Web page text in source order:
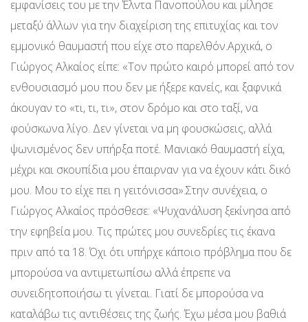
εμφανίσεις του με την Έλντα Πανοπούλου και μίλησε
μεταξύ άλλων για την διαχείριση της επιτυχίας και τον
εμμονικό θαυμαστή που είχε στο παρελθόν.Αρχικά, ο
Γιώργος Αλκαίος είπε: «Τον πρώτο καιρό μπορεί από τον
ενθουσιασμό μου που δεν με ήξερε κανείς, και ξαφνικά
άκουγαν το «τι, τι, τι», στον δρόμο και στο ταξί, να
φούσκωνα λίγο. Δεν γίνεται να μη φουσκώσεις, αλλά
ψωνισμένος δεν υπήρξα ποτέ. Μανιακό θαυμαστή είχα,
μέχρι και σκουπίδια μου έπαιρναν για να έχουν κάτι δικό
μου. Μου το είχε πει η γειτόνισσα».Στην συνέχεια, ο
Γιώργος Αλκαίος πρόσθεσε: «Ψυχανάλυση ξεκίνησα από
την εφηβεία μου. Τις πρώτες μου συνεδρίες τις έκανα
πριν από τα 18. Όχι ότι υπήρχε κάποιο πρόβλημα που δε
μπορούσα να αντιμετωπίσω αλλά έπρεπε να
συνειδητοποιήσω τι γίνεται. Γιατί δε μπορούσα να
καταλάβω τις αντιθέσεις της ζωής. Έχω μέσα μου βαθιά